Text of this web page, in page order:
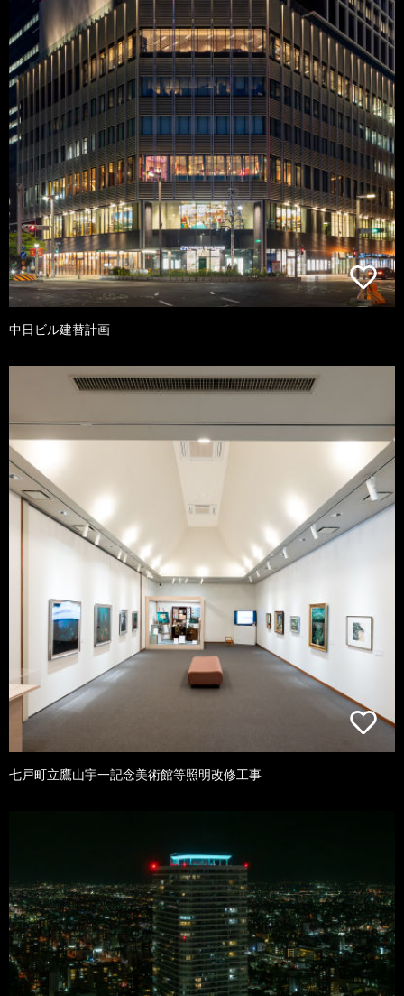
中日ビル建替計画
七戸町立鷹山宇一記念美術館等照明改修工事